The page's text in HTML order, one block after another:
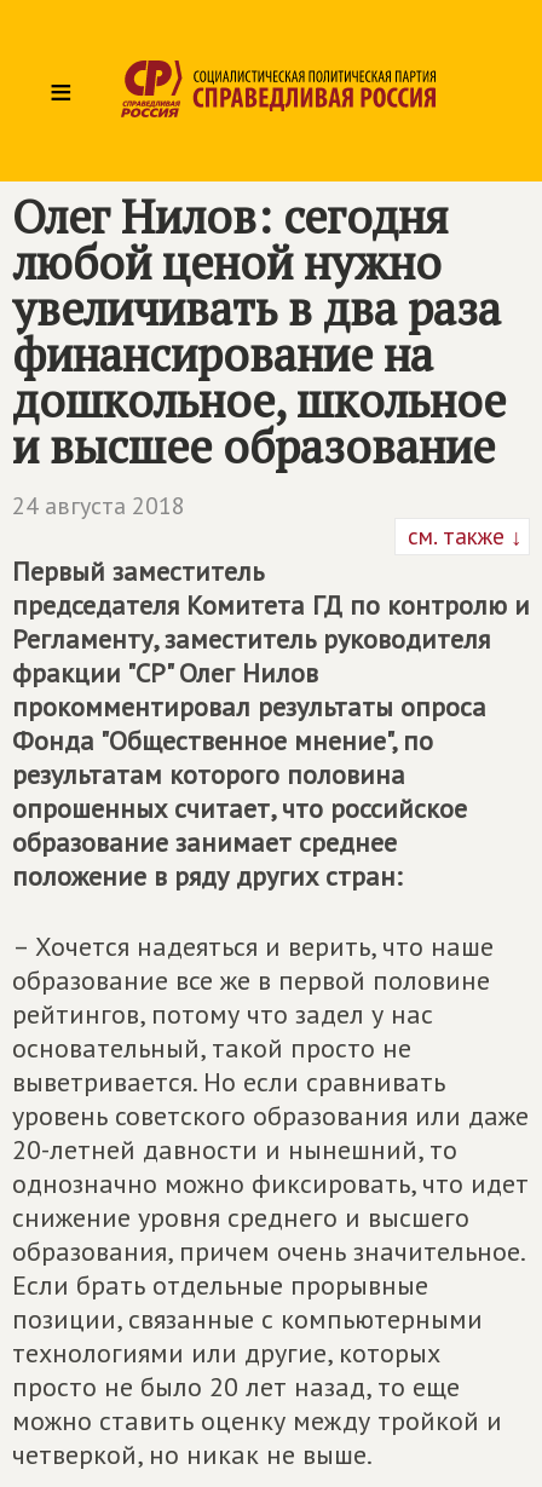
≡
Олег Нилов: сегодня
любой ценой нужно
увеличивать в два раза
финансирование на
дошкольное, школьное
и высшее образование
24 августа 2018
см. также ↓
Первый заместитель
председателя Комитета ГД по контролю и
Регламенту, заместитель руководителя
фракции "СР" Олег Нилов
прокомментировал результаты опроса
Фонда "Общественное мнение", по
результатам которого половина
опрошенных считает, что российское
образование занимает среднее
положение в ряду других стран:
– Хочется надеяться и верить, что наше
образование все же в первой половине
рейтингов, потому что задел у нас
основательный, такой просто не
выветривается. Но если сравнивать
уровень советского образования или даже
20-летней давности и нынешний, то
однозначно можно фиксировать, что идет
снижение уровня среднего и высшего
образования, причем очень значительное.
Если брать отдельные прорывные
позиции, связанные с компьютерными
технологиями или другие, которых
просто не было 20 лет назад, то еще
можно ставить оценку между тройкой и
четверкой, но никак не выше.